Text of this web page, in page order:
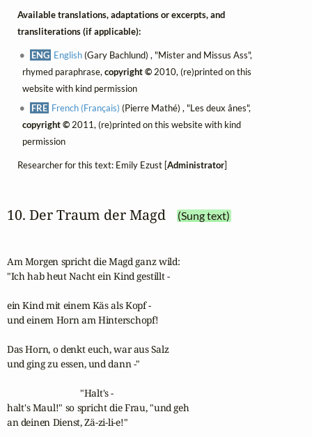
Available translations, adaptations or excerpts, and
transliterations (if applicable):
ENG English(Gary Bachlund) , "Mister and Missus Ass",
rhymed paraphrase, copyright ©2010, (re)printed on this
website with kind permission
FRE French (Français) (Pierre Mathé) , "Les deux ânes",
copyright ©2011, (re)printed on this website with kind
permission
Researcher for this text: Emily Ezust [Administrator]
10. Der Traum der Magd (Sung text)
Am Morgen spricht die Magd ganz wild:
"Ich hab heut Nacht ein Kind gestillt -
ein Kind mit einem Käs als Kopf -
und einem Horn am Hinterschopf!
Das Horn, o denkt euch, war aus Salz
und ging zu essen, und dann -"
                               "Halt's -
halt's Maul!" so spricht die Frau, "und geh
an deinen Dienst, Zä-zi-li-e!"